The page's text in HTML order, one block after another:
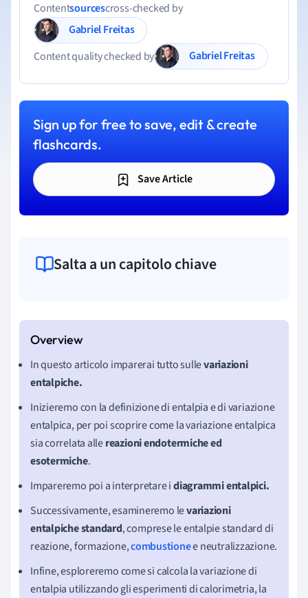
Contentsourcescross-checked by
Gabriel Freitas
Content quality checked by
Gabriel Freitas
Sign up for free to save, edit & create
flashcards.
Save Article
Salta a un capitolo chiave
In questo articolo imparerai tutto sullevariazioni
entalpiche.
Inizieremo con la definizione di entalpia e di variazione
entalpica, per poi scoprire come la variazione entalpica
sia correlata allereazioni endotermiche ed
esotermiche.
Impareremo poi a interpretare idiagrammi entalpici.
Successivamente, esamineremo levariazioni
entalpiche standard, comprese le entalpie standard di
reazione, formazione,combustionee neutralizzazione.
Infine, esploreremo come si calcola la variazione di
entalpia utilizzando gli esperimenti di calorimetria, la